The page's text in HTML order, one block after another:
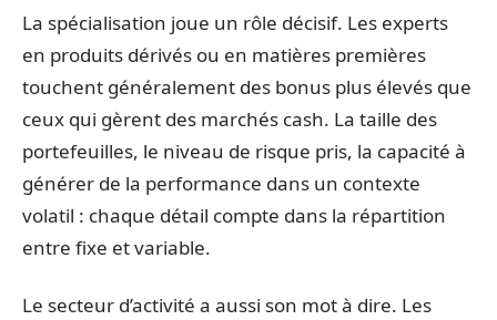
La spécialisation joue un rôle décisif. Les experts
en produits dérivés ou en matières premières
touchent généralement des bonus plus élevés que
ceux qui gèrent des marchés cash. La taille des
portefeuilles, le niveau de risque pris, la capacité à
générer de la performance dans un contexte
volatil : chaque détail compte dans la répartition
entre fixe et variable.
Le secteur d’activité a aussi son mot à dire. Les